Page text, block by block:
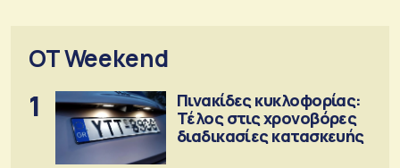
OT Weekend
1
Πινακίδες κυκλοφορίας:
Τέλος στις χρονοβόρες
διαδικασίες κατασκευής